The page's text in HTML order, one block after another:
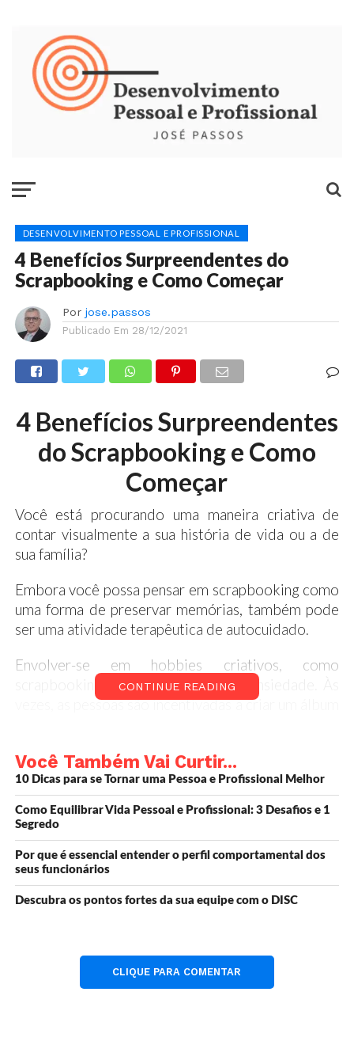
DESENVOLVIMENTO PESSOAL E PROFISSIONAL
4 Benefícios Surpreendentes do
Scrapbooking e Como Começar
Por jose.passos
Publicado Em 28/12/2021
4 Benefícios Surpreendentes
do Scrapbooking e Como
Começar
Você está procurando uma maneira criativa de
contar visualmente a sua história de vida ou a de
sua família?
Embora você possa pensar em scrapbooking como
uma forma de preservar memórias, também pode
ser uma atividade terapêutica de autocuidado.
Envolver-se em hobbies criativos, como
scrapbooking, reduz seus níveis de ansiedade. Às
vezes, as pessoas são incentivadas a criar um álbum
Considere estes benefícios de scrapbooking:
1. Melhora a memória.
Focar na atividade e tomar decisões criativas é um
treino cerebral que melhora a memória.
2. Mantém seu coração feliz.
lembrado de eventos e memórias importantes.
Olhar as fotos antigas o ajudará a ver os altos e
CONTINUE READING
Você Também Vai Curtir...
10 Dicas para se Tornar uma Pessoa e Profissional Melhor
Como Equilibrar Vida Pessoal e Profissional: 3 Desafios e 1
Segredo
Por que é essencial entender o perfil comportamental dos
seus funcionários
Descubra os pontos fortes da sua equipe com o DISC
CLIQUE PARA COMENTAR